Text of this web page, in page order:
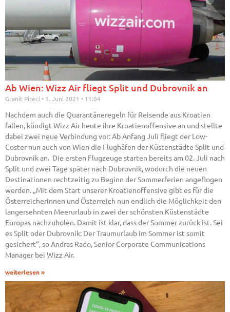
Ab Wien: Wizz Air fliegt Split und Dubrovnik an
Granit Pireci 1. Juni 2021 11:04
Nachdem auch die Quarantäneregeln für Reisende aus Kroatien
fallen, kündigt Wizz Air heute ihre Kroatienoffensive an und stellte
dabei zwei neue Verbindung vor: Ab Anfang Juli fliegt der Low-
Coster nun auch von Wien die Flughäfen der Küstenstädte Split und
Dubrovnik an. Die ersten Flugzeuge starten bereits am 02. Juli nach
Split und zwei Tage später nach Dubrovnik, wodurch die neuen
Destinationen rechtzeitig zu Beginn der Sommerferien angeflogen
werden. „Mit dem Start unserer Kroatienoffensive gibt es für die
Österreicherinnen und Österreich nun endlich die Möglichkeit den
langersehnten Meerurlaub in zwei der schönsten Küstenstädte
Europas nachzuholen. Damit ist klar, dass der Sommer zurück ist. Sei
es Split oder Dubrovnik: Der Traumurlaub im Sommer ist somit
gesichert“, so Andras Rado, Senior Corporate Communications
Manager bei Wizz Air.
weiterlesen »